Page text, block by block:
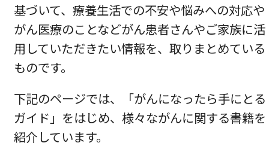
基づいて、療養生活での不安や悩みへの対応や
がん医療のことなどがん患者さんやご家族に活
用していただきたい情報を、取りまとめている
ものです。
下記のページでは、「がんになったら手にとる
ガイド」をはじめ、様々ながんに関する書籍を
紹介しています。